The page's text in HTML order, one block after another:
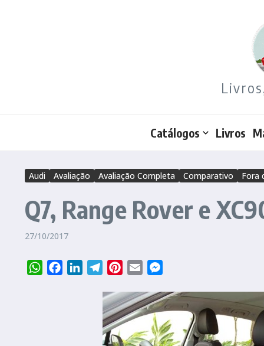
Catálogos Livros
Audi Avaliação Avaliação Completa Comparativo Fora
Q7, Range Rover e
27/10/2017
WhatsAppFacebookLinkedInTelegramPinterest
Email